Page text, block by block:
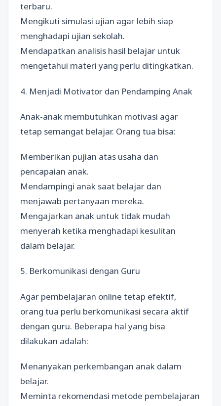
terbaru.
Mengikuti simulasi ujian agar lebih siap
menghadapi ujian sekolah.
Mendapatkan analisis hasil belajar untuk
mengetahui materi yang perlu ditingkatkan.
4. Menjadi Motivator dan Pendamping Anak
Anak-anak membutuhkan motivasi agar
tetap semangat belajar. Orang tua bisa:
Memberikan pujian atas usaha dan
pencapaian anak.
Mendampingi anak saat belajar dan
menjawab pertanyaan mereka.
Mengajarkan anak untuk tidak mudah
menyerah ketika menghadapi kesulitan
dalam belajar.
5. Berkomunikasi dengan Guru
Agar pembelajaran online tetap efektif,
orang tua perlu berkomunikasi secara aktif
dengan guru. Beberapa hal yang bisa
dilakukan adalah:
Menanyakan perkembangan anak dalam
belajar.
Meminta rekomendasi metode pembelajaran